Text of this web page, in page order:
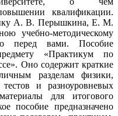
квалификации.
А. В. Перышкина, Е. М.
учебно-методическому
перед вами. Пособие
«Практикум по
Оно содержит краткие
разделам физики,
и разноуровневых
для итогового
пособие предназначено